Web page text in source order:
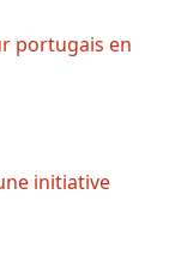
portugais en
initiative